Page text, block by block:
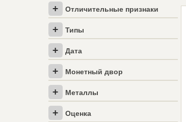
Отличительные признаки
Типы
Дата
Монетный двор
Металлы
Оценка